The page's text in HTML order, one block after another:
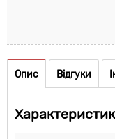
Опис Відгуки